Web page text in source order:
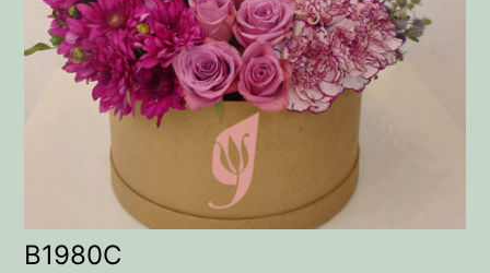
B1980C